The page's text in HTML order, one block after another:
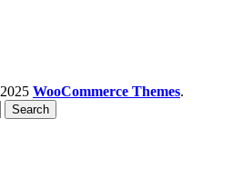
2025 WooCommerce Themes.
Search